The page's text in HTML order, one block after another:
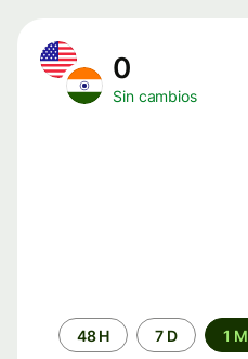
0
Sin cambios
Periodo48 H 7 D 1 M